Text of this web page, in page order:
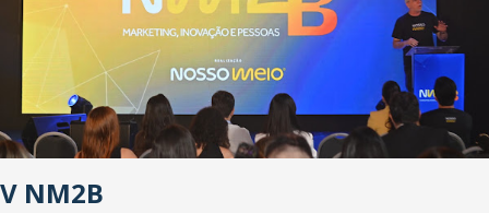
anos, com aumento de casos de dengue, influenza ou H1N1. Trata-
se de uma epidemia com um vírus diferente, com um poder de
contaminação maior que outros coronavírus”, apontou o
secretário. Segundo ele, é uma epidemia com chance de
contaminação alta, podendo gerar um grande risco à população e
ao sistema de saúde. “Precisamos saber fazer a estratificação do
risco da doença, para não so...
V NM2B